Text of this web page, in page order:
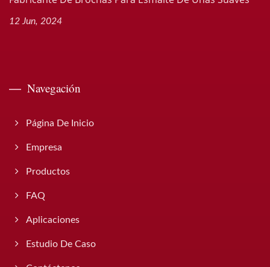
12 Jun, 2024
Navegación
Página De Inicio
Empresa
Productos
FAQ
Aplicaciones
Estudio De Caso